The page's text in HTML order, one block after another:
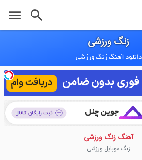
search
menu
زنگ ورزشی
دانلود آهنگ زنگ ورزشی
آهنگ زنگ ورزشی
زنگ موبایل ورزشی